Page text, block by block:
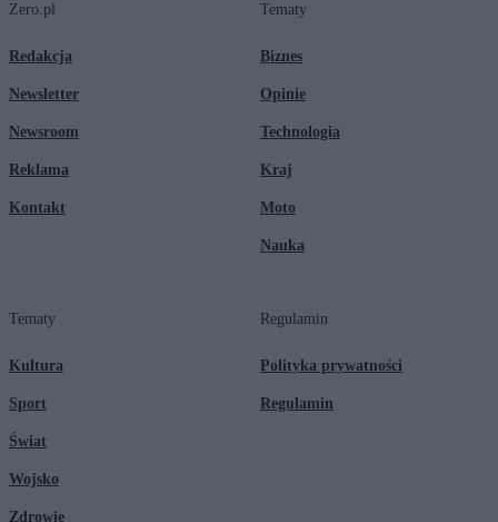
Zero.pl
Redakcja
Newsletter
Newsroom
Reklama
Kontakt
Tematy
Biznes
Opinie
Technologia
Kraj
Moto
Nauka
Tematy
Kultura
Sport
Świat
Wojsko
Zdrowie
Regulamin
Polityka prywatności
Regulamin